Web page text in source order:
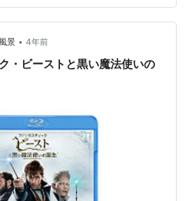
胆だ。だが前作の主人公の活躍を
ちもある。 今回の主人公は、前作
船の乗組員の女だ。前作の主人公
星に、他の…
景 • 4年前
・ビーストと黒い魔法使いの